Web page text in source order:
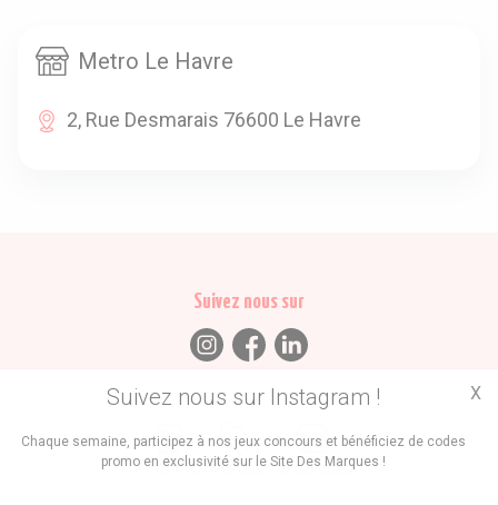
Metro Le Havre
2, Rue Desmarais 76600 Le Havre
Suivez nous sur Instagram !
Chaque semaine, participez à nos jeux concours et bénéficiez de codes
promo en exclusivité sur le Site Des Marques !
X
Suivez nous sur
Trouvez des
Promos Marques Boutiques